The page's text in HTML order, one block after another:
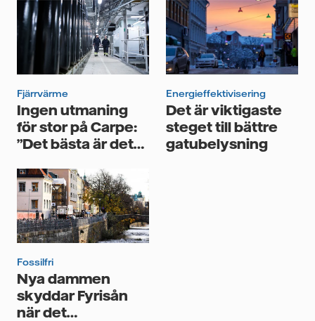
personuppgifter.
Jag samtycker till att Vattenfall behandlar mina
personuppgifter för att kunna skicka mig
nyhetsbrevet.*
Fjärrvärme
Ingen utmaning
för stor på Carpe:
”Det bästa är det
Energieffektivisering
Det är viktigaste
steget till bättre
gatubelysning
Fossilfri
Nya dammen
skyddar Fyrisån
när det